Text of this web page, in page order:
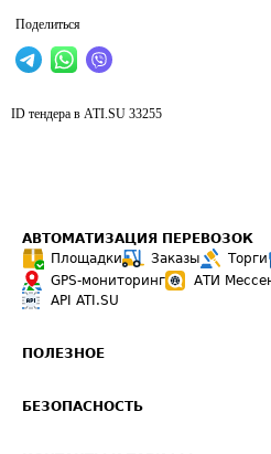
Поделиться
ID тендера в ATI.SU 33255
АВТОМАТИЗАЦИЯ ПЕРЕВОЗОК
Площадки
Заказы Торги
GPS-мониторинг
АТИ
API ATI.SU
ПОЛЕЗНОЕ
Звезды ATI.SU на вашем сайте
БЕЗОПАСНОСТЬ